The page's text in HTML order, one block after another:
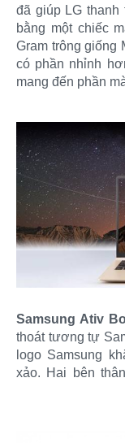
đã giúp LG
bằng một chiếc
Gram trông giống
có phần nhỉnh
mang đến phần
Samsung Ativ
thoát tương tự
logo Samsung
xảo. Hai bên